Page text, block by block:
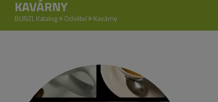
KAVÁRNY
BUNZL Katalog Odvětví Kavárny